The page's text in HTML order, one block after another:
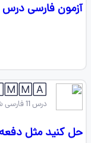
آزمون فارسی درس 11و12,
درس 11 فارسی ششم
حل کنید مثل دفعه